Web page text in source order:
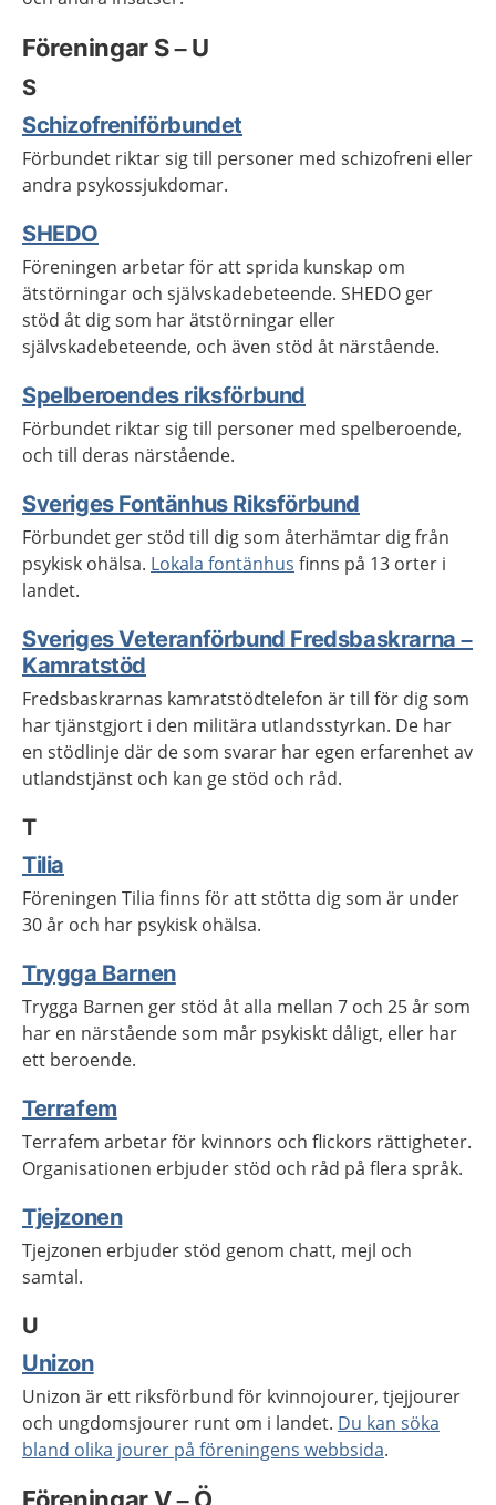
Föreningar S – U
S
Schizofreniförbundet
Förbundet riktar sig till personer med schizofreni eller
andra psykossjukdomar.
SHEDO
Föreningen arbetar för att sprida kunskap om
ätstörningar och självskadebeteende. SHEDO ger
stöd åt dig som har ätstörningar eller
självskadebeteende, och även stöd åt närstående.
Spelberoendes riksförbund
Förbundet riktar sig till personer med spelberoende,
och till deras närstående.
Sveriges Fontänhus Riksförbund
Förbundet ger stöd till dig som återhämtar dig från
psykisk ohälsa. Lokala fontänhus finns på 13 orter i
landet.
Sveriges Veteranförbund Fredsbaskrarna –
Kamratstöd
Fredsbaskrarnas kamratstödtelefon är till för dig som
har tjänstgjort i den militära utlandsstyrkan. De har
en stödlinje där de som svarar har egen erfarenhet av
utlandstjänst och kan ge stöd och råd.
T
Tilia
Föreningen Tilia finns för att stötta dig som är under
30 år och har psykisk ohälsa.
Trygga Barnen
Trygga Barnen ger stöd åt alla mellan 7 och 25 år som
har en närstående som mår psykiskt dåligt, eller har
ett beroende.
Terrafem
Terrafem arbetar för kvinnors och flickors rättigheter.
Organisationen erbjuder stöd och råd på flera språk.
Tjejzonen
Tjejzonen erbjuder stöd genom chatt, mejl och
samtal.
U
Unizon
Unizon är ett riksförbund för kvinnojourer, tjejjourer
och ungdomsjourer runt om i landet. Du kan söka
bland olika jourer på föreningens webbsida.